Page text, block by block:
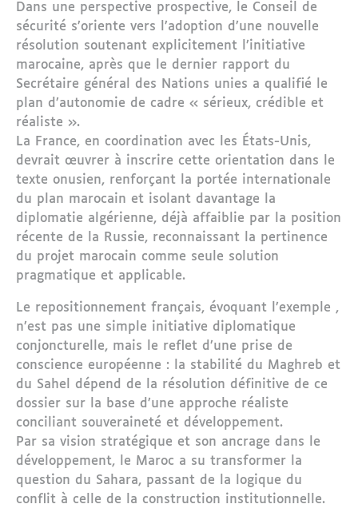
Dans une perspective prospective, le Conseil de
sécurité s’oriente vers l’adoption d’une nouvelle
résolution soutenant explicitement l’initiative
marocaine, après que le dernier rapport du
Secrétaire général des Nations unies a qualifié le
plan d’autonomie de cadre « sérieux, crédible et
réaliste ».
La France, en coordination avec les États-Unis,
devrait œuvrer à inscrire cette orientation dans le
texte onusien, renforçant la portée internationale
du plan marocain et isolant davantage la
diplomatie algérienne, déjà affaiblie par la position
récente de la Russie, reconnaissant la pertinence
du projet marocain comme seule solution
pragmatique et applicable.
Le repositionnement français, évoquant l’exemple ,
n’est pas une simple initiative diplomatique
conjoncturelle, mais le reflet d’une prise de
conscience européenne : la stabilité du Maghreb et
du Sahel dépend de la résolution définitive de ce
dossier sur la base d’une approche réaliste
conciliant souveraineté et développement.
Par sa vision stratégique et son ancrage dans le
développement, le Maroc a su transformer la
question du Sahara, passant de la logique du
conflit à celle de la construction institutionnelle.